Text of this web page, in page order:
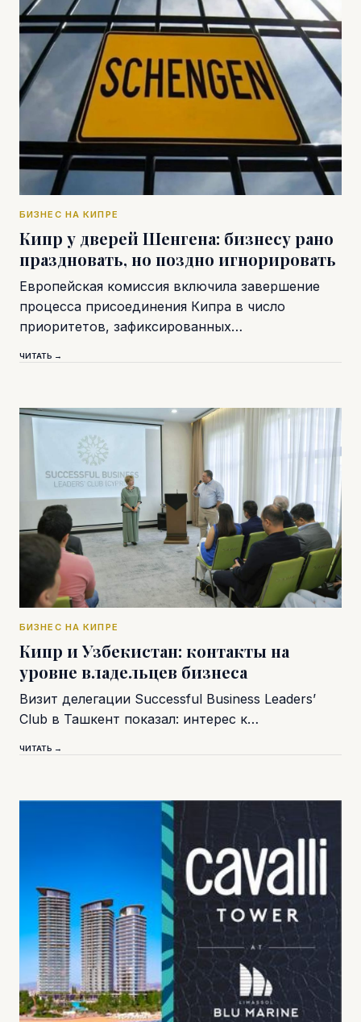
БИЗНЕС НА КИПРЕ
Кипр у дверей Шенгена: бизнесу рано
праздновать, но поздно игнорировать
Европейская комиссия включила завершение
процесса присоединения Кипра в число
приоритетов, зафиксированных…
ЧИТАТЬ →
БИЗНЕС НА КИПРЕ
Кипр и Узбекистан: контакты на
уровне владельцев бизнеса
Визит делегации Successful Business Leaders’
Club в Ташкент показал: интерес к…
ЧИТАТЬ →